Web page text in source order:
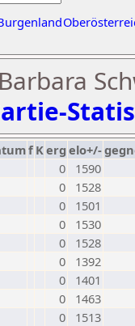
f Kerg elo+/-
0
1590
0
1528
0
1501
0
1530
0
1528
0
1392
0
1401
0
1463
0
1513